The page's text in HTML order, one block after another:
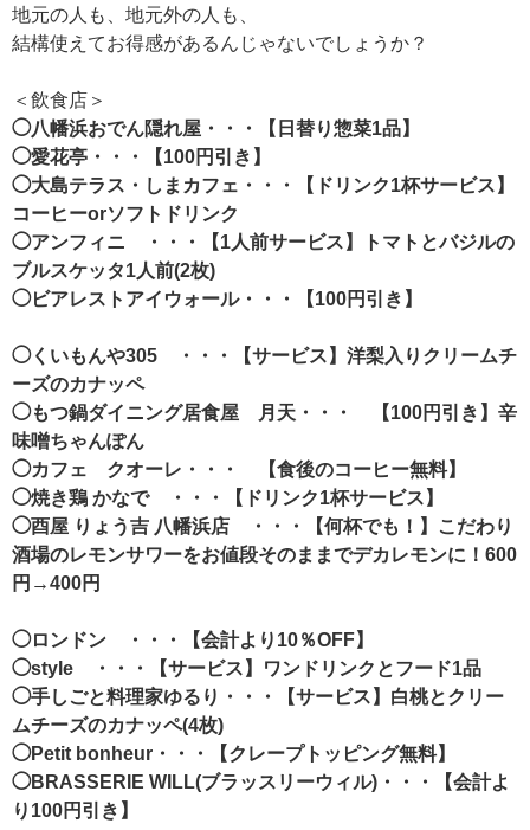
地元の人も、地元外の人も、
結構使えてお得感があるんじゃないでしょうか？
＜飲食店＞
◯八幡浜おでん隠れ屋・・・【日替り惣菜1品】
◯愛花亭・・・【100円引き】
◯大島テラス・しまカフェ・・・【ドリンク1杯サービス】
コーヒーorソフトドリンク
◯アンフィニ ・・・【1人前サービス】トマトとバジルの
ブルスケッタ1人前(2枚)
◯ビアレストアイウォール・・・【100円引き】
◯くいもんや305 ・・・【サービス】洋梨入りクリームチ
ーズのカナッペ
◯もつ鍋ダイニング居食屋 月天・・・ 【100円引き】辛
味噌ちゃんぽん
◯カフェ クオーレ・・・ 【食後のコーヒー無料】
◯焼き鶏 かなで ・・・【ドリンク1杯サービス】
◯酉屋 りょう吉 八幡浜店 ・・・【何杯でも！】こだわり
酒場のレモンサワーをお値段そのままでデカレモンに！600
円→400円
◯ロンドン ・・・【会計より10％OFF】
◯style ・・・【サービス】ワンドリンクとフード1品
◯手しごと料理家ゆるり・・・【サービス】白桃とクリー
ムチーズのカナッペ(4枚)
◯Petit bonheur・・・【クレープトッピング無料】
◯BRASSERIE WILL(ブラッスリーウィル)・・・【会計よ
り100円引き】